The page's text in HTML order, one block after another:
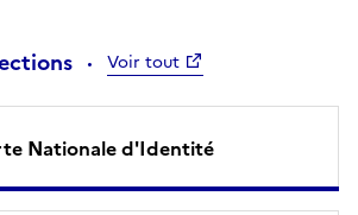
Voir tout
Nationale d'Identité